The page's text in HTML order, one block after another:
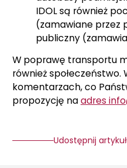
IDOL są również
(zamawiane przez
publiczny
W poprawę transportu
również
komentarzach, co
propozycję naadres
Udostępnij artykuł